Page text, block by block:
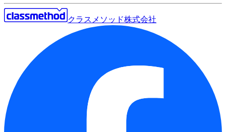
クラスメソッド株式会社